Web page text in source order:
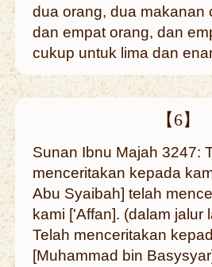
dua orang, dua makanan
dan empat orang, dan
cukup untuk lima dan
【6】
Sunan Ibnu Majah 3247:
menceritakan kepada
Abu Syaibah] telah
kami ['Affan]. (dalam jalur
Telah menceritakan
[Muhammad bin